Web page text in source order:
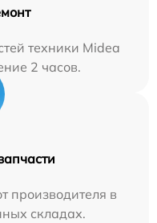
техники Midea
2 часов.
производителя в
складах.